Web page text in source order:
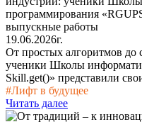
19.06.2026г.
От простых алгоритмов
ученики Школы
Skill.get()» представили
#Лифт в будущее
Читать далее